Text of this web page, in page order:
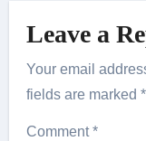
Leave a
Your email
fields are marked*
Comment*